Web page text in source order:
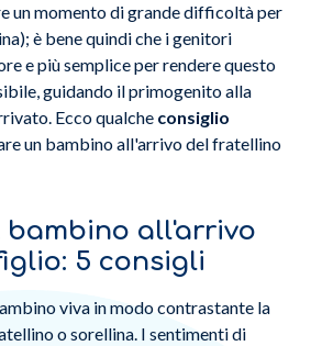
un momento di grande difficoltà per
è bene quindi che i genitori
e più semplice per rendere questo
guidando il primogenito alla
Ecco qualche consiglio
un bambino all'arrivo del fratellino
bambino all'arrivo
5 consigli
viva in modo contrastante la
o sorellina. I sentimenti di